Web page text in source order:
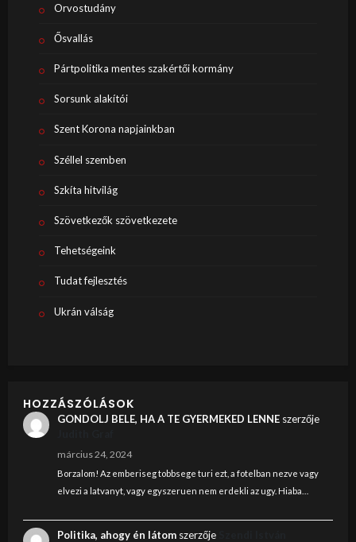
Orvostudány
Ősvallás
Pártpolitika mentes szakértői kormány
Sorsunk alakítói
Szent Korona napjainkban
Széllel szemben
Szkíta hitvilág
Szövetkezők szövetkezete
Tehetségeink
Tudat fejlesztés
Ukrán válság
HOZZÁSZÓLÁSOK
GONDOLJ BELE, HA A TE GYERMEKED LENNEszerzője
március 24, 2024
Borzalom! Az emberiseg tobbsege turi ezt, a fotelban nezve vagy
elvezi a latvanyt, vagy egyszeruen nem erdekli az ugy. Hiaba…
Politika, ahogy én látomszerzője